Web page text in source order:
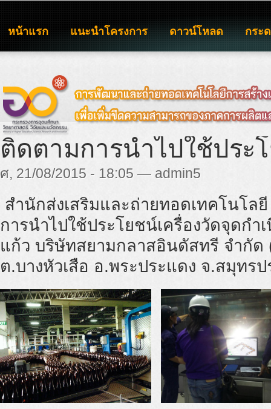
หน้าแรก แนะนำโครงการ ดาวน์โหลด กระ
ติดตามการนำไปใช้ประ
ศ, 21/08/2015 - 18:05 — admin5
สำนักส่งเสริมและถ่ายทอดเทคโนโ
การนำไปใช้ประโยชน์เครื่องวัดจุดก
แก้ว บริษัทสยามกลาสอินดัสทรี จำกัด
ต.บางหัวเสือ อ.พระประแดง จ.สมุทรป